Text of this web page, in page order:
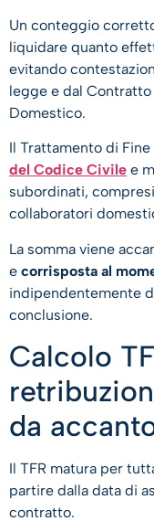
Un conteggio
liquidare quanto
evitando
legge e dal
Domestico.
Il Trattamento di
del Codice Civile e
subordinati,
collaboratori
La somma viene
e corrisposta al
indipendentemente
conclusione.
Calcolo
da
Il TFR matura per
partire dalla data di
contratto.